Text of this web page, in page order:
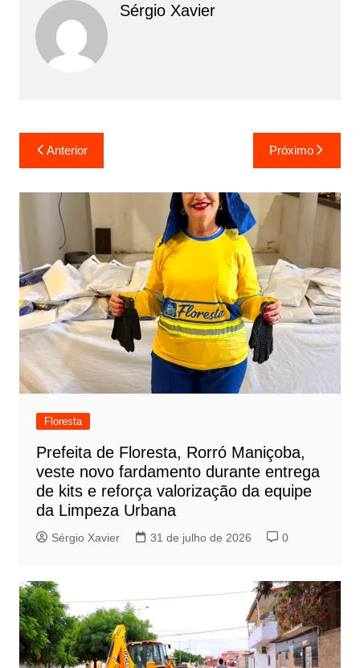
Sérgio Xavier
Anterior Próximo
Floresta
Prefeita de Floresta, Rorró Maniçoba,
veste novo fardamento durante entrega
de kits e reforça valorização da equipe
da Limpeza Urbana
Sérgio Xavier 31 de julho de 2026 0